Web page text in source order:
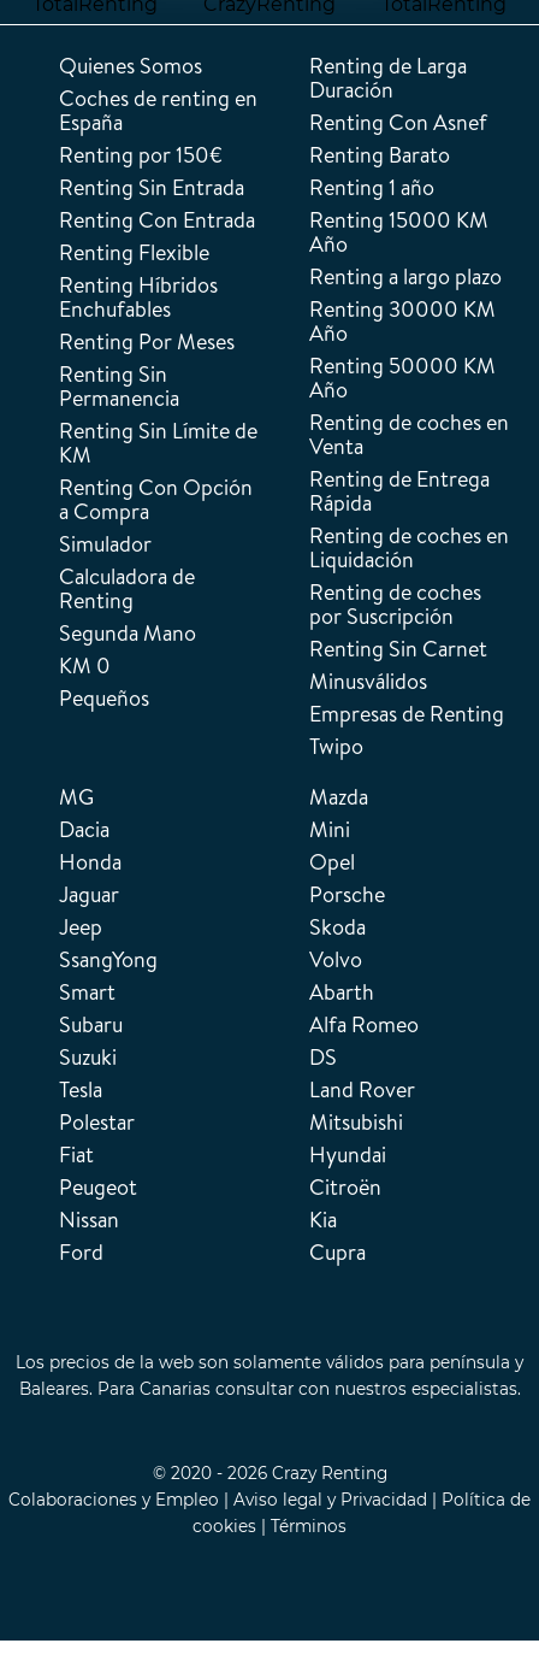
Quienes Somos
Coches de renting en
España
Renting por 150€
Renting Sin Entrada
Renting Con Entrada
Renting Flexible
Renting Híbridos
Enchufables
Renting Por Meses
Renting Sin
Permanencia
Renting Sin Límite de
KM
Renting Con Opción
a Compra
Simulador
Calculadora de
Renting
Segunda Mano
KM 0
Pequeños
MG
Dacia
Honda
Jaguar
Jeep
SsangYong
Smart
Subaru
Suzuki
Tesla
Polestar
Fiat
Peugeot
Nissan
Ford
Mazda
Mini
Opel
Porsche
Skoda
Volvo
Abarth
Alfa Romeo
DS
Land Rover
Mitsubishi
Hyundai
Citroën
Kia
Cupra
Renting de Larga
Duración
Renting Con Asnef
Renting Barato
Renting 1 año
Renting 15000 KM
Año
Renting a largo plazo
Renting 30000 KM
Año
Renting 50000 KM
Año
Renting de coches en
Venta
Renting de Entrega
Rápida
Renting de coches en
Liquidación
Renting de coches
por Suscripción
Renting Sin Carnet
Minusválidos
Empresas de Renting
Twipo
Los precios de la web son solamente válidos para península y
Baleares. Para Canarias consultar con nuestros especialistas.
© 2020 - 2026 Crazy Renting
Colaboraciones y Empleo | Aviso legal y Privacidad | Política de
cookies | Términos